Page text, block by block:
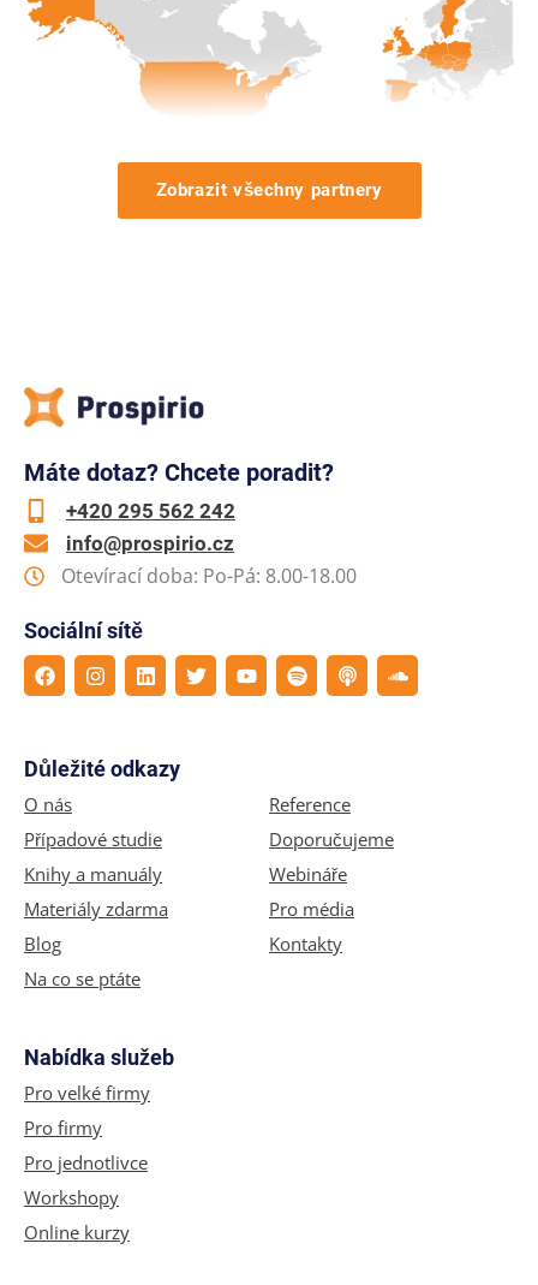
Zobrazit všechny partnery
Máte dotaz? Chcete poradit?
+420 295 562 242
info@prospirio.cz
Otevírací doba: Po-Pá: 8.00-18.00
Sociální sítě
Důležité odkazy
O nás
Případové studie
Knihy a manuály
Materiály zdarma
Blog
Na co se ptáte
Reference
Doporučujeme
Webináře
Pro média
Kontakty
Nabídka služeb
Pro velké firmy
Pro firmy
Pro jednotlivce
Workshopy
Online kurzy